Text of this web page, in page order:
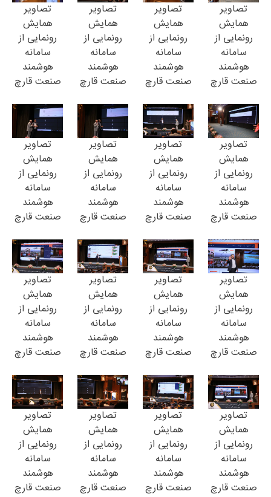
تصاویر
همایش
رونمایی از
سامانه
هوشمند
صنعت قارچ
تصاویر
همایش
رونمایی از
سامانه
هوشمند
صنعت قارچ
تصاویر
همایش
رونمایی از
سامانه
هوشمند
صنعت قارچ
تصاویر
همایش
رونمایی از
سامانه
هوشمند
صنعت قارچ
تصاویر
همایش
رونمایی از
سامانه
هوشمند
صنعت قارچ
تصاویر
همایش
رونمایی از
سامانه
هوشمند
صنعت قارچ
تصاویر
همایش
رونمایی از
سامانه
هوشمند
صنعت قارچ
تصاویر
همایش
رونمایی از
سامانه
هوشمند
صنعت قارچ
تصاویر
همایش
رونمایی از
سامانه
هوشمند
صنعت قارچ
تصاویر
همایش
رونمایی از
سامانه
هوشمند
صنعت قارچ
تصاویر
همایش
رونمایی از
سامانه
هوشمند
صنعت قارچ
تصاویر
همایش
رونمایی از
سامانه
هوشمند
صنعت قارچ
تصاویر
همایش
رونمایی از
سامانه
هوشمند
صنعت قارچ
تصاویر
همایش
رونمایی از
سامانه
هوشمند
صنعت قارچ
تصاویر
همایش
رونمایی از
سامانه
هوشمند
صنعت قارچ
تصاویر
همایش
رونمایی از
سامانه
هوشمند
صنعت قارچ